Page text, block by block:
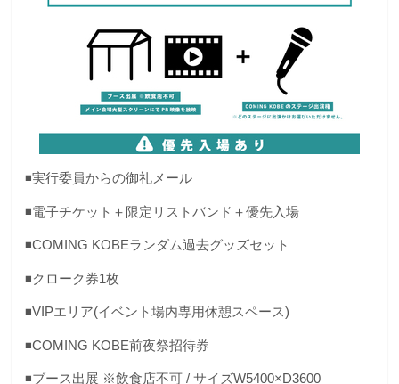
◾️実行委員からの御礼メール
◾️電子チケット＋限定リストバンド＋優先入場
◾️COMING KOBEランダム過去グッズセット
◾️クローク券1枚
◾️VIPエリア(イベント場内専用休憩スペース)
◾️COMING KOBE前夜祭招待券
◾️ブース出展 ※飲食店不可 / サイズW5400×D3600